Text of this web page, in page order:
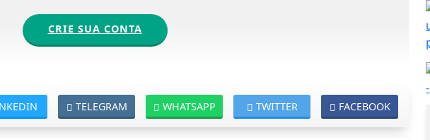
CRIE SUA CONTA
FACEBOOK
TWITTER
WHATSAPP
TELEGRAM